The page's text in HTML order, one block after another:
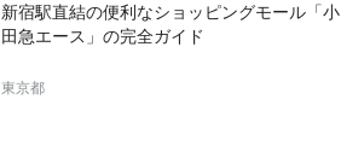
新宿駅直結の便利なショッピングモール「小
田急エース」の完全ガイド
東京都